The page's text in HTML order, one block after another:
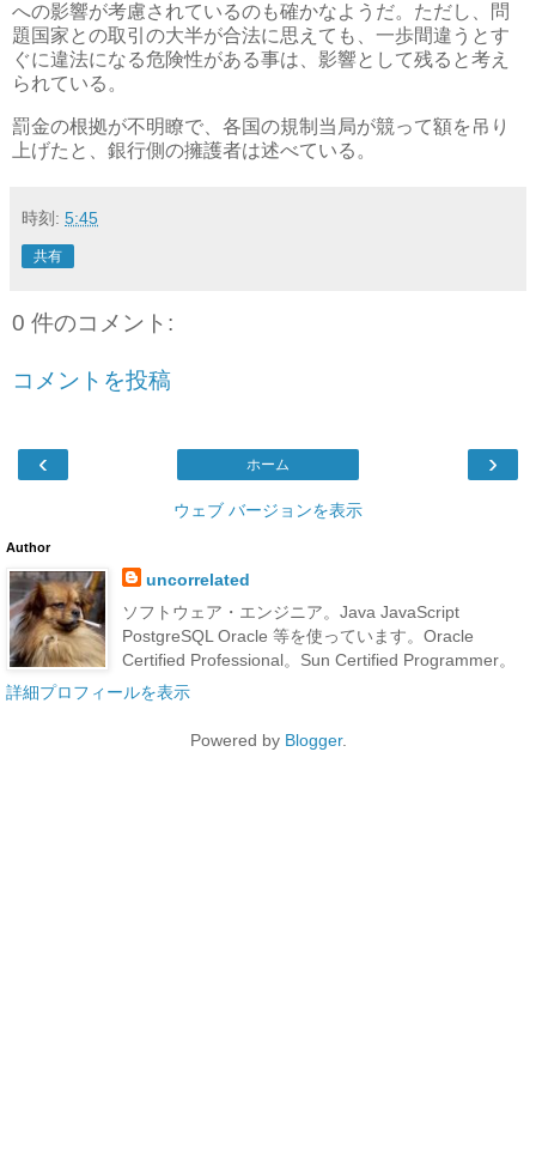
への影響が考慮されているのも確かなようだ。ただし、問
題国家との取引の大半が合法に思えても、一歩間違うとす
ぐに違法になる危険性がある事は、影響として残ると考え
られている。
罰金の根拠が不明瞭で、各国の規制当局が競って額を吊り
上げたと、銀行側の擁護者は述べている。
時刻: 5:45
共有
0 件のコメント:
コメントを投稿
‹ ›
ホーム
ウェブ バージョンを表示
Author
uncorrelated
ソフトウェア・エンジニア。Java JavaScript
PostgreSQL Oracle 等を使っています。Oracle
Certified Professional。Sun Certified Programmer。
詳細プロフィールを表示
Powered by Blogger.